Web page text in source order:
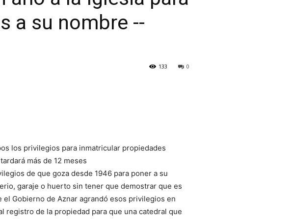
a su nombre --
0
133
los privilegios para inmatricular propiedades
más de 12 meses
de que goza desde 1946 para poner a su
garaje o huerto sin tener que demostrar que es
el Gobierno de Aznar agrandó esos privilegios en
registro de la propiedad para que una catedral que